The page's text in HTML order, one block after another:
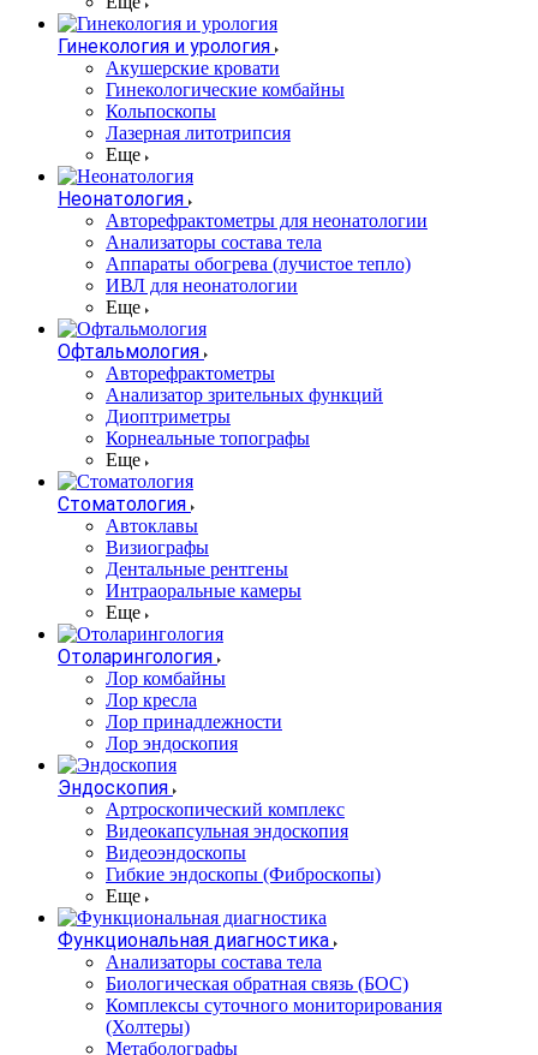
Гинекология и урология
Акушерские кровати
Гинекологические комбайны
Кольпоскопы
Лазерная литотрипсия
Еще
Неонатология
Авторефрактометры для неонатологии
Анализаторы состава тела
Аппараты обогрева (лучистое тепло)
ИВЛ для неонатологии
Еще
Офтальмология
Авторефрактометры
Анализатор зрительных функций
Диоптриметры
Корнеальные топографы
Еще
Стоматология
Автоклавы
Визиографы
Дентальные рентгены
Интраоральные камеры
Еще
Отоларингология
Лор комбайны
Лор кресла
Лор принадлежности
Лор эндоскопия
Эндоскопия
Артроскопический комплекс
Видеокапсульная эндоскопия
Видеоэндоскопы
Гибкие эндоскопы (Фиброcкопы)
Еще
Функциональная диагностика
Анализаторы состава тела
Биологическая обратная связь (БОС)
Комплексы суточного мониторирования
(Холтеры)
Метаболографы